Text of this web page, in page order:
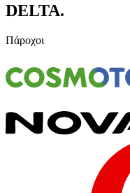
DELTA.
Πάροχοι